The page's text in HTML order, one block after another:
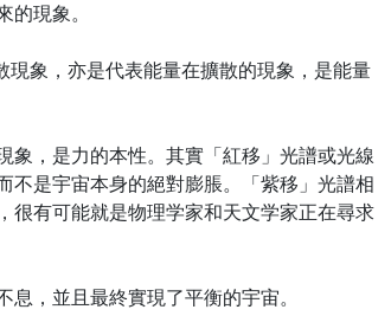
現象。
象，亦是代表能量在擴散的現象，是能量
象，是力的本性。其實「紅移」光譜或光線
不是宇宙本身的絕對膨脹。「紫移」光譜相
很有可能就是物理学家和天文学家正在尋求
，並且最終實現了平衡的宇宙。